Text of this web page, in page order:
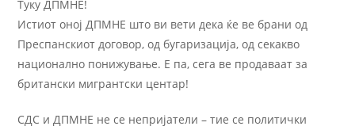
Туку ДПМНЕ!
Истиот оној ДПМНЕ што ви вети дека ќе ве брани од
Преспанскиот договор, од бугаризација, од секакво
национално понижување. Е па, сега ве продаваат за
британски мигрантски центар!
СДС и ДПМНЕ не се непријатели – тие се политички